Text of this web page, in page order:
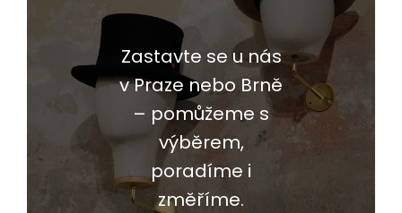
Zastavte se u nás
v Praze nebo Brně
– pomůžeme s
výběrem,
poradíme i
změříme.